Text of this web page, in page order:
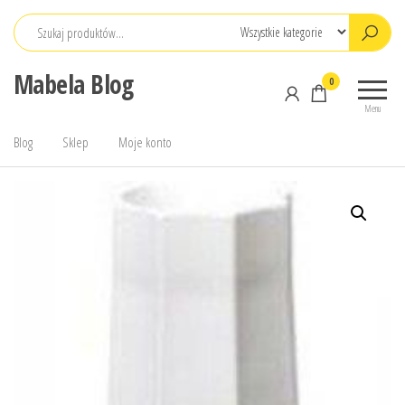
Przejdź
Mabela Blog
Menu
0
Blog Sklep Moje konto